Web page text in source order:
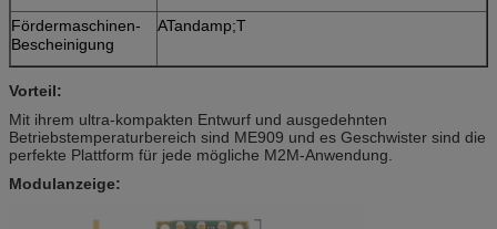
Fördermaschinen-
Bescheinigung
ATandamp;T
Vorteil:
Mit ihrem ultra-kompakten Entwurf und ausgedehnten
Betriebstemperaturbereich sind ME909 und es Geschwister sind die
perfekte Plattform für jede mögliche M2M-Anwendung.
Modulanzeige: